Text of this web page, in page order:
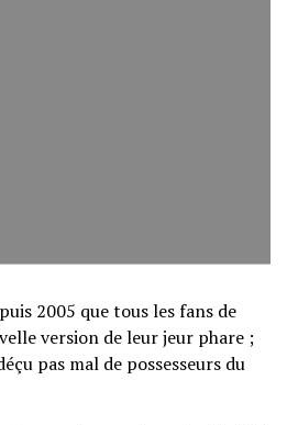
2005 que tous les fans de
version de leur jeur phare ;
pas mal de possesseurs du